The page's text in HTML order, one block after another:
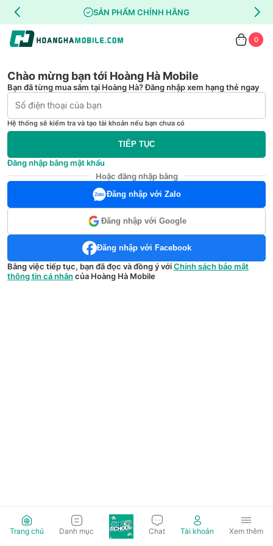
SẢN PHẨM CHÍNH HÃNG
0
Chào mừng bạn tới Hoàng Hà Mobile
Bạn đã từng mua sắm tại Hoàng Hà? Đăng nhập xem hạng thẻ ngay
Hệ thống sẽ kiểm tra và tạo tài khoản nếu bạn chưa có
TIẾP TỤC
Đăng nhập bằng mật khẩu
Hoặc đăng nhập bằng
Đăng nhập với Zalo
Đăng nhập với Google
Đăng nhập với Facebook
Bằng việc tiếp tục, bạn đã đọc và đồng ý vớiChính sách bảo mật
thông tin cá nhân của Hoàng Hà Mobile
Trang chủ Danh mục Chat Tài khoản Xem thêm